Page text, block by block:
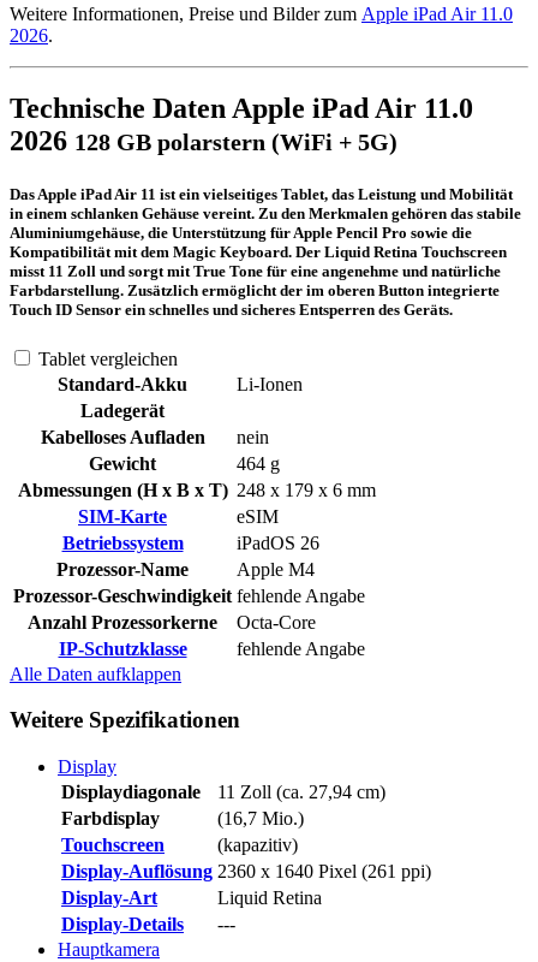
Weitere Informationen, Preise und Bilder zum Apple iPad Air 11.0
2026.
Technische Daten Apple iPad Air 11.0
2026 128 GB polarstern (WiFi + 5G)
Das Apple iPad Air 11 ist ein vielseitiges Tablet, das Leistung und Mobilität
in einem schlanken Gehäuse vereint. Zu den Merkmalen gehören das stabile
Aluminiumgehäuse, die Unterstützung für Apple Pencil Pro sowie die
Kompatibilität mit dem Magic Keyboard. Der Liquid Retina Touchscreen
misst 11 Zoll und sorgt mit True Tone für eine angenehme und natürliche
Farbdarstellung. Zusätzlich ermöglicht der im oberen Button integrierte
Touch ID Sensor ein schnelles und sicheres Entsperren des Geräts.
Tablet vergleichen
Standard-Akku
Li-Ionen
Ladegerät
Kabelloses Aufladen
nein
Gewicht
464 g
Abmessungen (H x B x T) 248 x 179 x 6 mm
SIM-Karte
eSIM
Betriebssystem
iPadOS 26
Prozessor-Name
Apple M4
Prozessor-Geschwindigkeit fehlende Angabe
Anzahl Prozessorkerne
Octa-Core
IP-Schutzklasse
fehlende Angabe
Alle Daten aufklappen
Weitere Spezifikationen
Display
Displaydiagonale
11 Zoll (ca. 27,94 cm)
Farbdisplay
(16,7 Mio.)
Touchscreen
(kapazitiv)
Display-Auflösung 2360 x 1640 Pixel (261 ppi)
Display-Art
Liquid Retina
Display-Details
---
Hauptkamera